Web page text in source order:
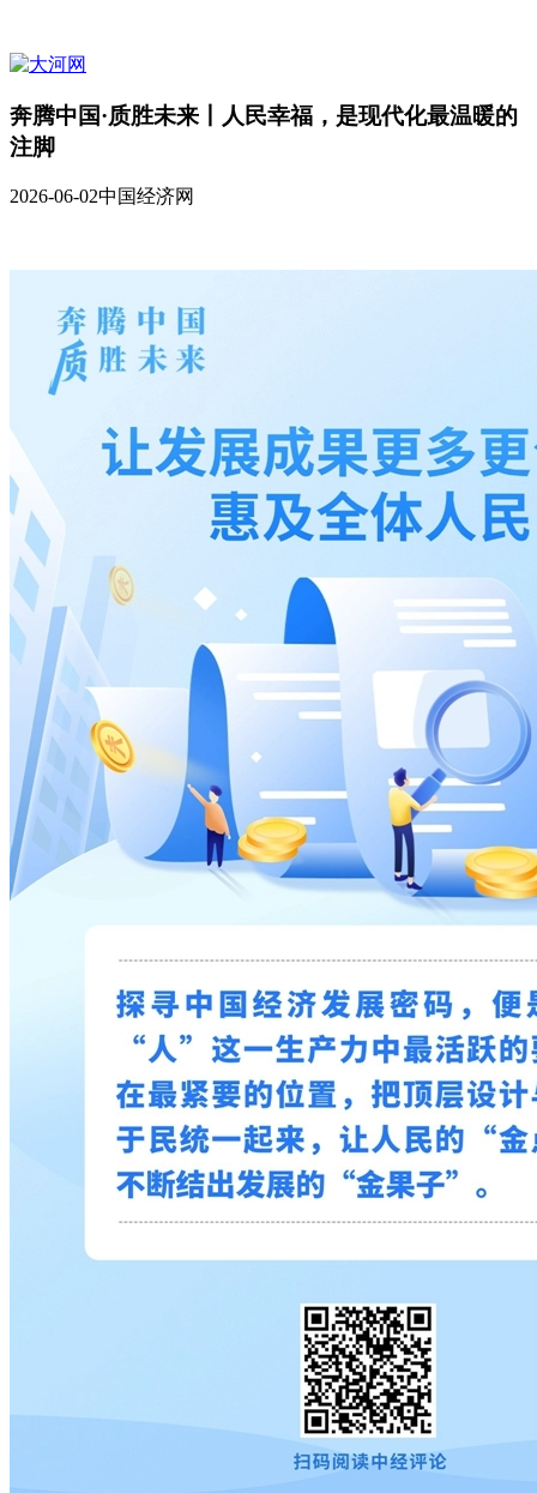
奔腾中国·质胜未来丨人民幸福，是现代化最温暖的
注脚
2026-06-02中国经济网